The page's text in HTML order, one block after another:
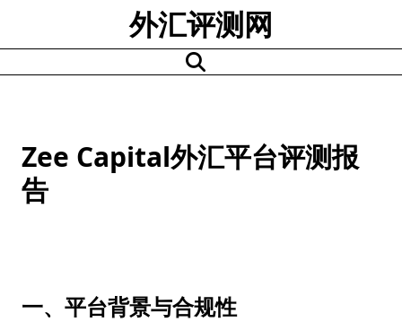
content
外汇评测网
Zee Capital外汇平台评测报
告
一、平台背景与合规性